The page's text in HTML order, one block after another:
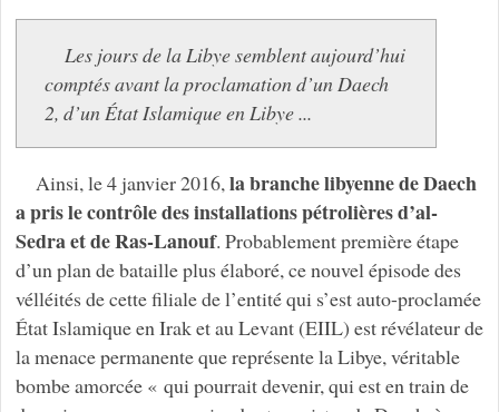
Les jours de la Libye semblent aujourd’hui
comptés avant la proclamation d’un Daech
2, d’un État Islamique en Libye ...
Ainsi, le 4 janvier 2016,la branche libyenne de Daech
a pris le contrôle des installations pétrolières d’al-
Sedra et de Ras-Lanouf. Probablement première étape
d’un plan de bataille plus élaboré, ce nouvel épisode des
vélléités de cette filiale de l’entité qui s’est auto-proclamée
État Islamique en Irak et au Levant (EIIL) est révélateur de
la menace permanente que représente la Libye, véritable
bombe amorcée « qui pourrait devenir, qui est en train de